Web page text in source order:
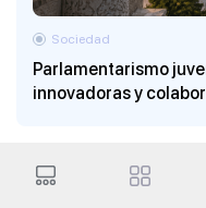
Parlamentarismo
innovadoras y
Sociedad